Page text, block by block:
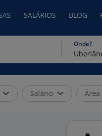
SALÁRIOS BLOG
Onde?
Salário Área